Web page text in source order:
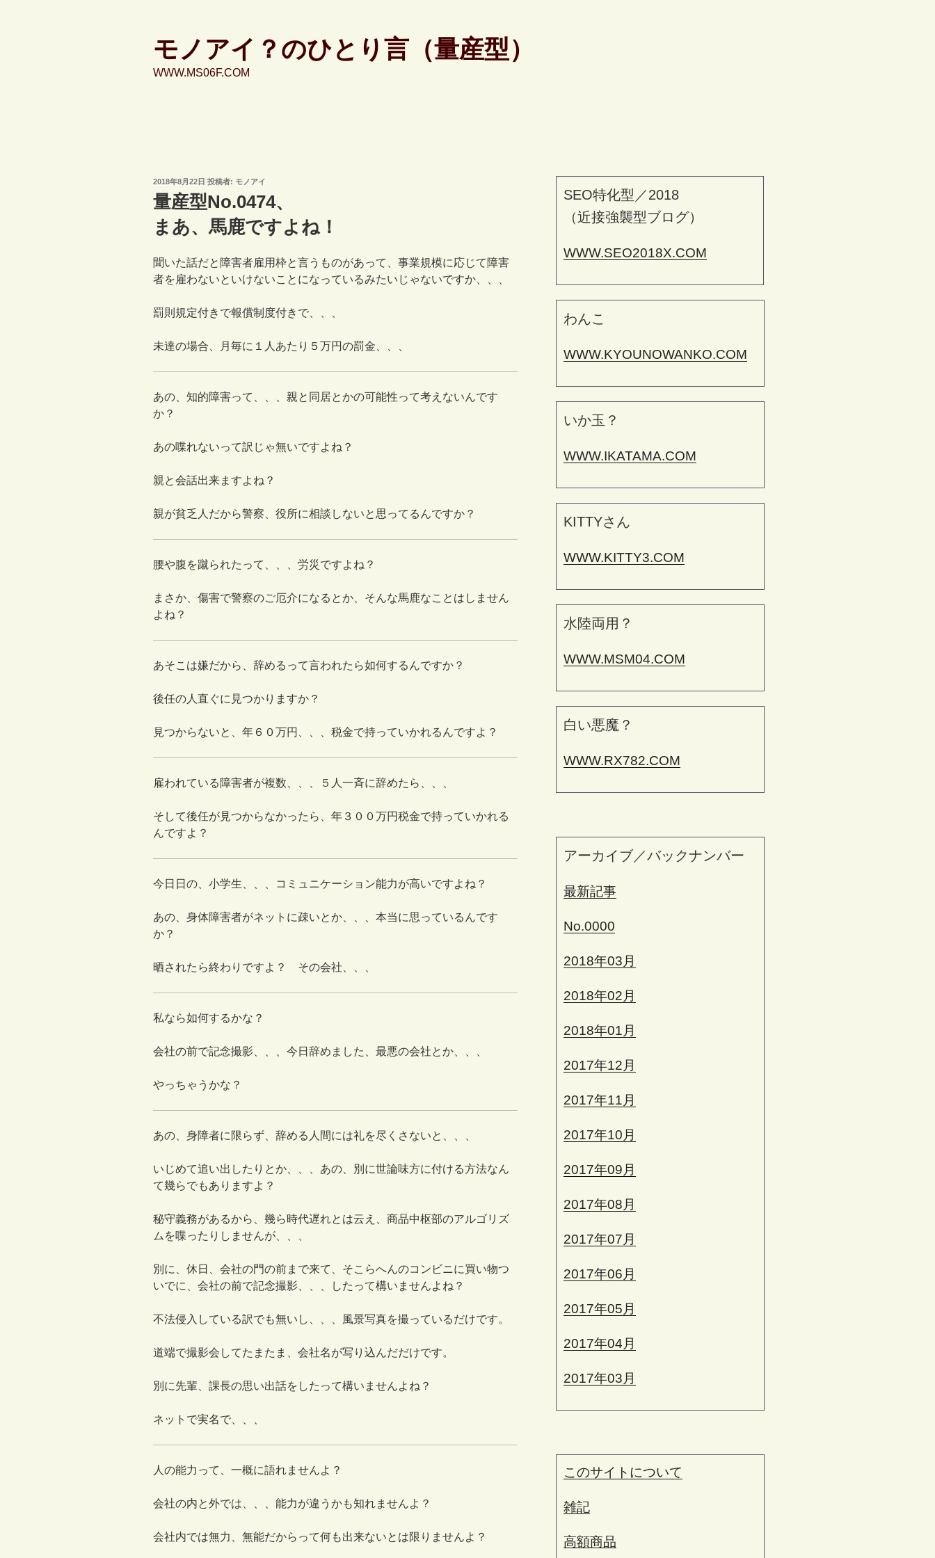
モノアイ？のひとり言（量産型）
WWW.MS06F.COM
投
稿
日:
2018年8月22日 投稿者: モノアイ
量産型No.0474、
まあ、馬鹿ですよね！
聞いた話だと障害者雇用枠と言うものがあって、事業規模に応じて障害
者を雇わないといけないことになっているみたいじゃないですか、、、
罰則規定付きで報償制度付きで、、、
未達の場合、月毎に１人あたり５万円の罰金、、、
あの、知的障害って、、、親と同居とかの可能性って考えないんです
か？
あの喋れないって訳じゃ無いですよね？
親と会話出来ますよね？
親が貧乏人だから警察、役所に相談しないと思ってるんですか？
腰や腹を蹴られたって、、、労災ですよね？
まさか、傷害で警察のご厄介になるとか、そんな馬鹿なことはしません
よね？
あそこは嫌だから、辞めるって言われたら如何するんですか？
後任の人直ぐに見つかりますか？
見つからないと、年６０万円、、、税金で持っていかれるんですよ？
雇われている障害者が複数、、、５人一斉に辞めたら、、、
そして後任が見つからなかったら、年３００万円税金で持っていかれる
んですよ？
今日日の、小学生、、、コミュニケーション能力が高いですよね？
あの、身体障害者がネットに疎いとか、、、本当に思っているんです
か？
晒されたら終わりですよ？ その会社、、、
私なら如何するかな？
会社の前で記念撮影、、、今日辞めました、最悪の会社とか、、、
やっちゃうかな？
あの、身障者に限らず、辞める人間には礼を尽くさないと、、、
いじめて追い出したりとか、、、あの、別に世論味方に付ける方法なん
て幾らでもありますよ？
秘守義務があるから、幾ら時代遅れとは云え、商品中枢部のアルゴリズ
ムを喋ったりしませんが、、、
別に、休日、会社の門の前まで来て、そこらへんのコンビニに買い物つ
いでに、会社の前で記念撮影、、、したって構いませんよね？
不法侵入している訳でも無いし、、、風景写真を撮っているだけです。
道端で撮影会してたまたま、会社名が写り込んだだけです。
別に先輩、課長の思い出話をしたって構いませんよね？
ネットで実名で、、、
人の能力って、一概に語れませんよ？
会社の内と外では、、、能力が違うかも知れませんよ？
会社内では無力、無能だからって何も出来ないとは限りませんよ？
SEO特化型／2018
（近接強襲型ブログ）
WWW.SEO2018X.COM
わんこ
WWW.KYOUNOWANKO.COM
いか玉？
WWW.IKATAMA.COM
KITTYさん
WWW.KITTY3.COM
水陸両用？
WWW.MSM04.COM
白い悪魔？
WWW.RX782.COM
アーカイブ／バックナンバー
最新記事
No.0000
2018年03月
2018年02月
2018年01月
2017年12月
2017年11月
2017年10月
2017年09月
2017年08月
2017年07月
2017年06月
2017年05月
2017年04月
2017年03月
このサイトについて
雑記
高額商品